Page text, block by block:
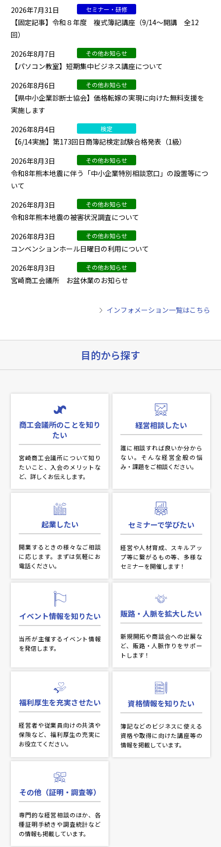
2026年7月31日
セミナー・研修
【固定記事】令和８年度 複式簿記講座（9/14～開講 全12
回）
2026年8月7日
その他お知らせ
【パソコン教室】短期集中ビジネス講座について
2026年8月6日
その他お知らせ
【県中小企業診断士協会】価格転嫁の実現に向けた無料支援を
実施します
2026年8月4日
検定
【6/14実施】第173回日商簿記検定試験合格発表（1級）
2026年8月3日
その他お知らせ
令和8年熊本地震に伴う「中小企業特別相談窓口」の設置等につ
いて
2026年8月3日
その他お知らせ
令和8年熊本地震の被害状況調査について
2026年8月3日
その他お知らせ
コンベンションホール日曜日の利用について
2026年8月3日
その他お知らせ
宮崎商工会議所 お盆休業のお知らせ
インフォメーション一覧はこちら
目的から探す
商⼯会議所のことを知り
たい
宮崎商工会議所について知り
たいこと、入会のメリットな
ど、詳しくお伝えします。
経営相談したい
誰に相談すれば良いか分から
ない。そんな経営全般の悩
み・課題をご相談ください。
起業したい
開業するときの様々なご相談
に応じます。まずは気軽にお
電話ください。
セミナーで学びたい
経営や人材育成、スキルアッ
プ等に繋がるもの等、多様な
セミナーを開催します！
イベント情報を知りたい
当所が主催するイベント情報
を発信します。
販路・⼈脈を拡⼤したい
新規開拓や商談会への出展な
ど、販路・人脈作りをサポー
トします！
福利厚⽣を充実させたい
経営者や従業員向けの共済や
保険など、福利厚生の充実に
お役立てください。
資格情報を知りたい
簿記などのビジネスに使える
資格や取得に向けた講座等の
情報を掲載しています。
その他（証明・調査等）
専門的な経営相談のほか、各
種証明手続きや調査統計など
の情報も掲載しています。